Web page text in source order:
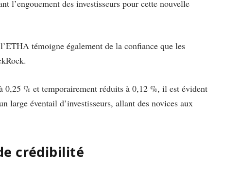
l’engouement des investisseurs pour cette nouvelle
témoigne également de la confiance que les
0,25 % et temporairement réduits à 0,12 %, il est évident
large éventail d’investisseurs, allant des novices aux
crédibilité